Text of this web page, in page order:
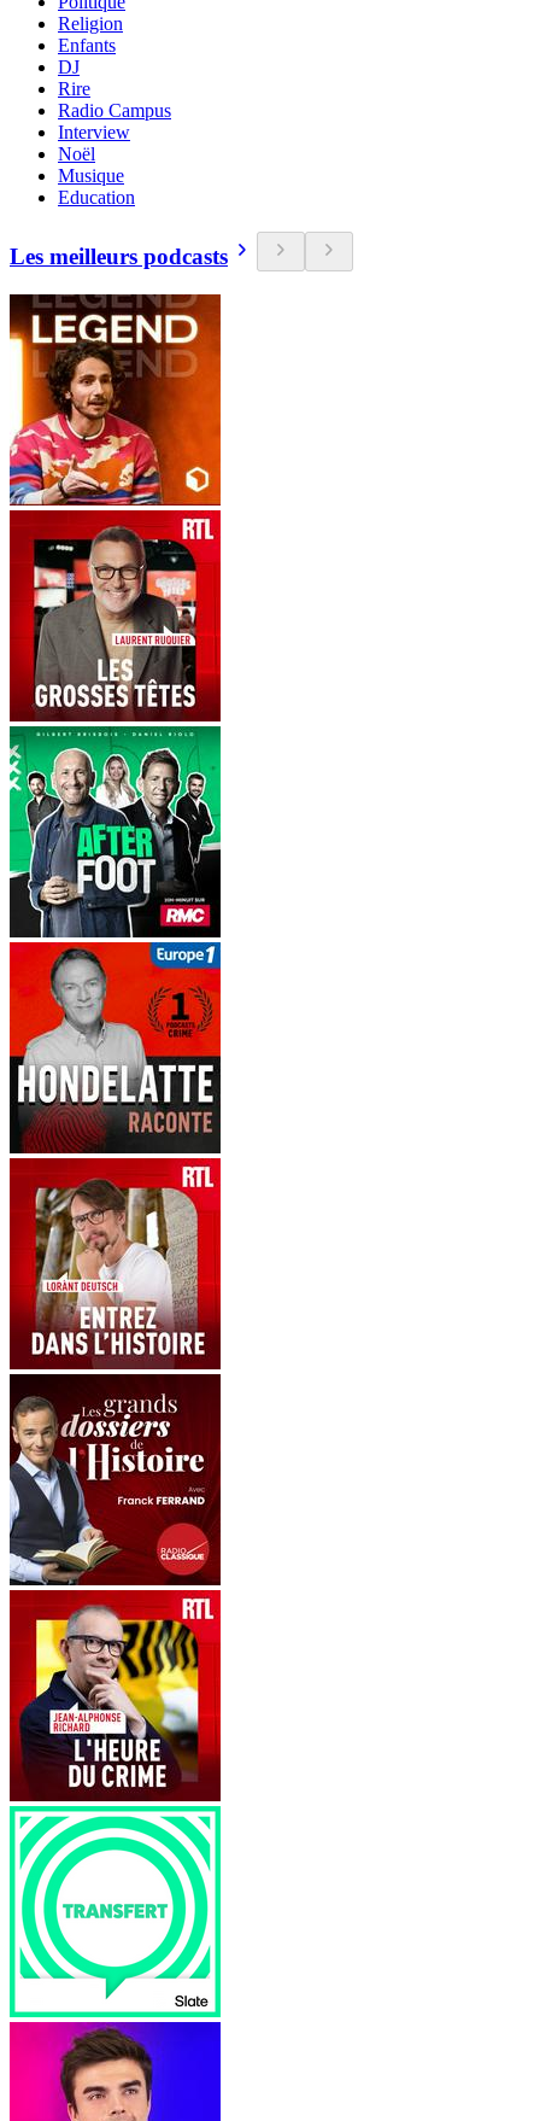
Religion
Enfants
DJ
Rire
Radio Campus
Interview
Noël
Musique
Education
Les meilleurs podcasts